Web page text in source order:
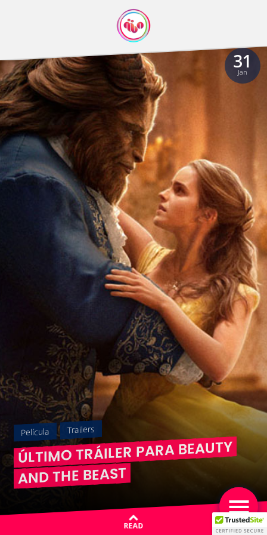
31
Jan
Película Trailers
ÚLTIMO TRÁILER PARA BEAUTY
AND THE BEAST
READ